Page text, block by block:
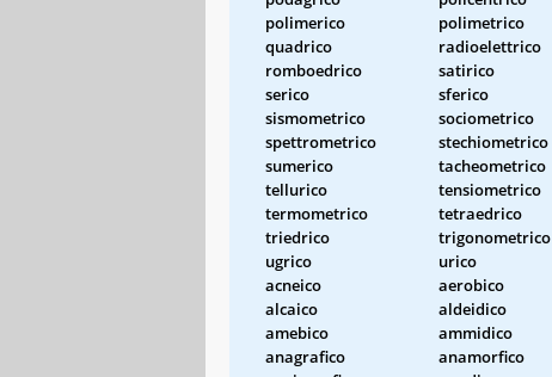
polimerico
polimetrico
quadrico
radioelettrico
romboedrico
satirico
serico
sferico
sismometrico
sociometrico
spettrometrico
stechiometrico
sumerico
tacheometrico
tellurico
tensiometrico
termometrico
tetraedrico
triedrico
trigonometrico
ugrico
urico
acneico
aerobico
alcaico
aldeidico
amebico
ammidico
anagrafico
anamorfico